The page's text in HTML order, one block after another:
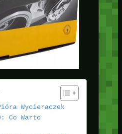
Wycieraczek
Co Warto